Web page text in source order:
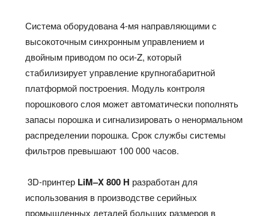
Система оборудована 4-мя направляющими с
высокоточным синхронным управлением и
двойным приводом по оси-Z, который
стабилизирует управление крупногабаритной
платформой построения. Модуль контроля
порошкового слоя может автоматически пополнять
запасы порошка и сигнализировать о ненормальном
распределении порошка. Срок службы системы
фильтров превышают 100 000 часов.
3D-принтер LiM–X800 H разработан для
использования в производстве серийных
промышленных деталей больших размеров в